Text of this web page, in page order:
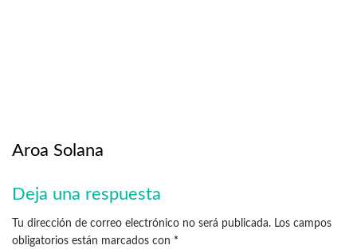
Aroa Solana
Deja una respuesta
Tu dirección de correo electrónico no será publicada. Los campos
obligatorios están marcados con *